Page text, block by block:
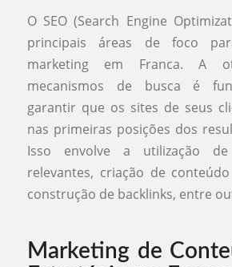
O SEO (Search Engine
principais áreas de foco
marketing em Franca. A
mecanismos de busca é
garantir que os sites de seus
nas primeiras posições dos
Isso envolve a utilização de
relevantes, criação de
construção de backlinks, entre
Marketing de